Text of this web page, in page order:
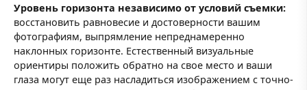
Уровень горизонта независимо от условий съемки:
восстановить равновесие и достоверности вашим
фотографиям, выпрямление непреднамеренно
наклонных горизонте. Естественный визуальные
ориентиры положить обратно на свое место и ваши
глаза могут еще раз насладиться изображением с точно-